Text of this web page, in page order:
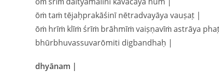
ōṁ taṁ tējaḥprakāśinī nētradvayāya vauṣaṭ |
ōṁ hrīṁ klīṁ śrīṁ brāhmīṁ vaiṣṇavīṁ astrāya
bhūrbhuvassuvarōmiti digbandhaḥ |
dhyānam |